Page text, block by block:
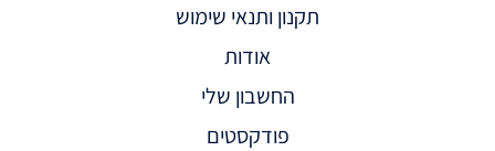
תקנון ותנאי שימוש
אודות
החשבון שלי
פודקסטים